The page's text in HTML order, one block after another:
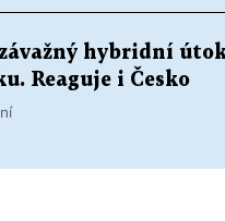
hybridní
Reaguje i Česko